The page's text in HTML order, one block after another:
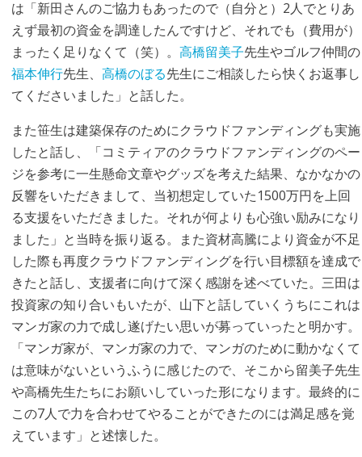
は「新田さんのご協力もあったので（自分と）2人でとりあ
えず最初の資金を調達したんですけど、それでも（費用が）
まったく足りなくて（笑）。 高橋留美子先生やゴルフ仲間の
福本伸行先生、 高橋のぼる先生にご相談したら快くお返事し
てくださいました」と話した。
また笹生は建築保存のためにクラウドファンディングも実施
したと話し、「コミティアのクラウドファンディングのペー
ジを参考に一生懸命文章やグッズを考えた結果、なかなかの
反響をいただきまして、当初想定していた1500万円を上回
る支援をいただきました。それが何よりも心強い励みになり
ました」と当時を振り返る。また資材高騰により資金が不足
した際も再度クラウドファンディングを行い目標額を達成で
きたと話し、支援者に向けて深く感謝を述べていた。三田は
投資家の知り合いもいたが、山下と話していくうちにこれは
マンガ家の力で成し遂げたい思いが募っていったと明かす。
「マンガ家が、マンガ家の力で、マンガのために動かなくて
は意味がないというふうに感じたので、そこから留美子先生
や高橋先生たちにお願いしていった形になります。最終的に
この7人で力を合わせてやることができたのには満足感を覚
えています」と述懐した。